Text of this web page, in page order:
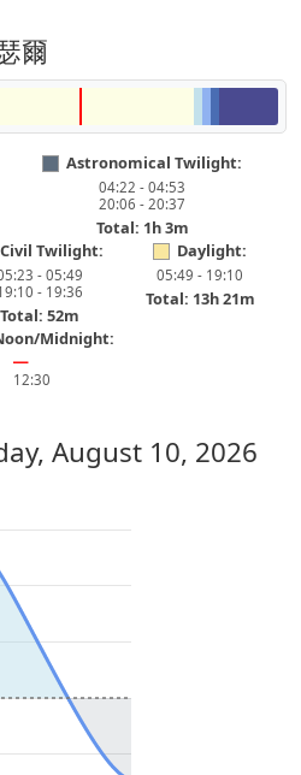
爾
Astronomical Twilight:
04:22 - 04:53
20:06 - 20:37
Total: 1h 3m
Civil Twilight:
- 05:49
- 19:36
Total: 52m
Daylight:
05:49 - 19:10
Total: 13h 21m
Midnight:
━
12:30
August 10, 2026